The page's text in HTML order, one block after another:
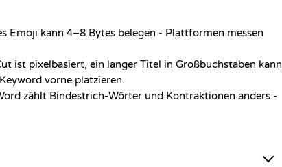
Emoji kann 4–8 Bytes belegen - Plattformen messen
ist pixelbasiert, ein langer Titel in Großbuchstaben kann
vorne platzieren.
zählt Bindestrich-Wörter und Kontraktionen anders -